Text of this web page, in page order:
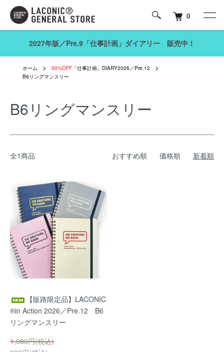
0
2027年版／Pre.9「仕事計画」ダイアリー 販売中！
ホーム 50%OFF 「仕事計画」DIARY2026／Pre.12
B6リングマンスリー
B6リングマンスリー
全1商品 おすすめ順 価格順 新着順
【販路限定品】LACONIC
®in Action 2026／Pre.12 B6
リングマンスリー
1,980円(税込)